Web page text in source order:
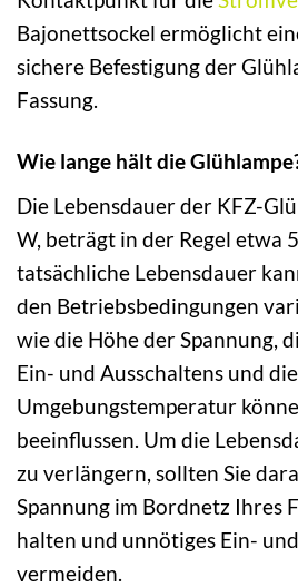
Bajonettsockel ermöglicht
sichere Befestigung der
Fassung.
Wie lange hält die
Die Lebensdauer der KFZ-
W, beträgt in der Regel etwa
tatsächliche Lebensdauer
den Betriebsbedingungen
wie die Höhe der Spannung,
Ein- und Ausschaltens und die
Umgebungstemperatur
beeinflussen. Um die
zu verlängern, sollten Sie
Spannung im Bordnetz Ihres
halten und unnötiges Ein-
vermeiden.